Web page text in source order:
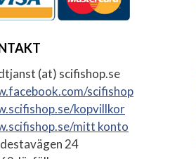
(at) scifishop.se
scifishop
kopvillkor
mitt konto
24